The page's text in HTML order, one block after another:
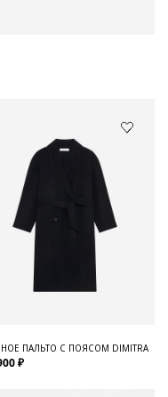
ПАЛЬТО С ПОЯСОМ DIMITRA
₽